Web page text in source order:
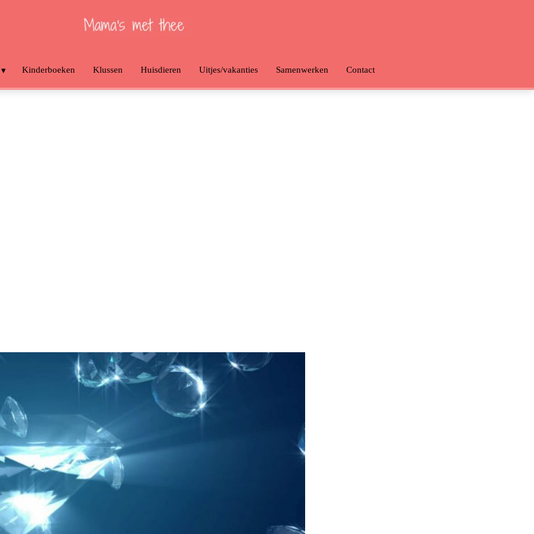
Kinderboeken Klussen Huisdieren Uitjes/vakanties Samenwerken Contact